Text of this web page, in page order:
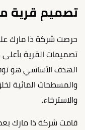
تصميم قرية
حرصت شركة ذا مارك
تصميمات القرية بأعلى
الهدف الأساسي هو
والمسطحات المائية
والاسترخاء.
قامت شركة ذا مارك